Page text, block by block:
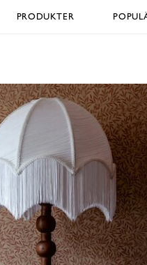
PRODUKTER